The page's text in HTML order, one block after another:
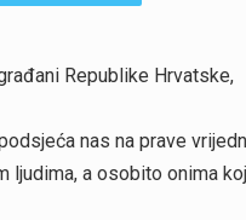
Republike Hrvatske,
nas na prave
ljudima, a osobito onima